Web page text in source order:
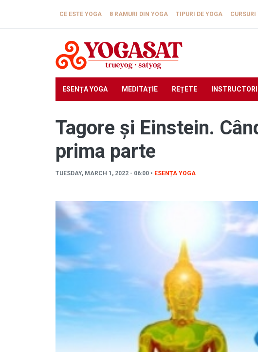
CE ESTE YOGA 8 RAMURI DIN YOGA TIPURI DE YOGA CURSURI
ESENȚA YOGA MEDITAȚIE REȚETE
TUESDAY, MARCH 1, 2022 - 06:00 • ESENȚA YOGA
Tagore și Einstein.
prima parte